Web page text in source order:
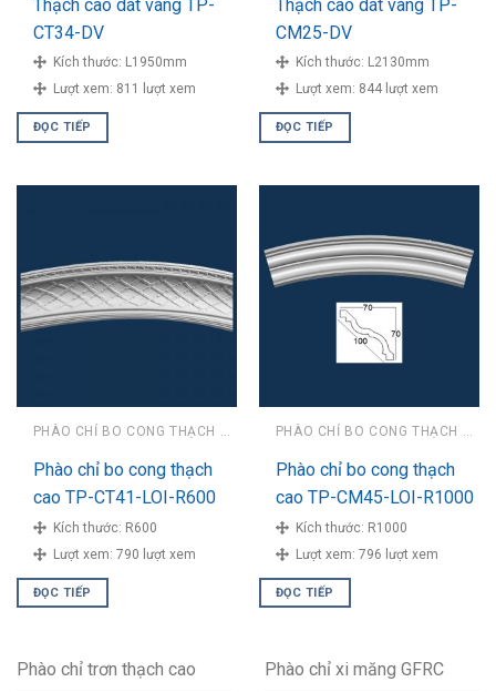
Thạch cao dát vàng TP-
CT34-DV
Kích thước: L1950mm
Lượt xem: 811 lượt xem
ĐỌC TIẾP
Thạch cao dát vàng TP-
CM25-DV
Kích thước: L2130mm
Lượt xem: 844 lượt xem
ĐỌC TIẾP
Phào chỉ bo cong thạch
cao TP-CT41-LOI-R600
Kích thước: R600
Lượt xem: 790 lượt xem
ĐỌC TIẾP
Phào chỉ bo cong thạch
cao TP-CM45-LOI-R1000
Kích thước: R1000
Lượt xem: 796 lượt xem
ĐỌC TIẾP
Phào chỉ trơn thạch cao Phào chỉ xi măng GFRC